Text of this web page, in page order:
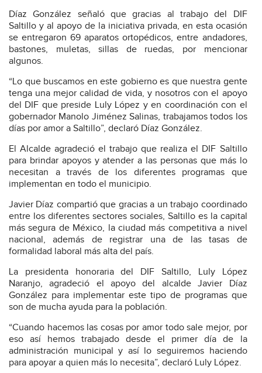
Díaz González señaló que gracias al trabajo del DIF
Saltillo y al apoyo de la iniciativa privada, en esta ocasión
se entregaron 69 aparatos ortopédicos, entre andadores,
bastones, muletas, sillas de ruedas, por mencionar
algunos.
“Lo que buscamos en este gobierno es que nuestra gente
tenga una mejor calidad de vida, y nosotros con el apoyo
del DIF que preside Luly López y en coordinación con el
gobernador Manolo Jiménez Salinas, trabajamos todos los
días por amor a Saltillo”, declaró Díaz González.
El Alcalde agradeció el trabajo que realiza el DIF Saltillo
para brindar apoyos y atender a las personas que más lo
necesitan a través de los diferentes programas que
implementan en todo el municipio.
Javier Díaz compartió que gracias a un trabajo coordinado
entre los diferentes sectores sociales, Saltillo es la capital
más segura de México, la ciudad más competitiva a nivel
nacional, además de registrar una de las tasas de
formalidad laboral más alta del país.
La presidenta honoraria del DIF Saltillo, Luly López
Naranjo, agradeció el apoyo del alcalde Javier Díaz
González para implementar este tipo de programas que
son de mucha ayuda para la población.
“Cuando hacemos las cosas por amor todo sale mejor, por
eso así hemos trabajado desde el primer día de la
administración municipal y así lo seguiremos haciendo
para apoyar a quien más lo necesita”, declaró Luly López.